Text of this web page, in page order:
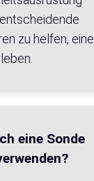
zu helfen, eine
eine Sonde